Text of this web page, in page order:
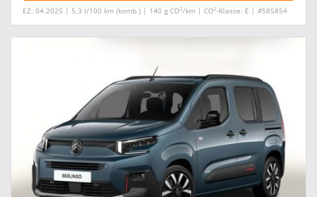
EZ: 04.2025 | 5,3 l/100 km (komb.) | 140 g CO2/km | CO2-Klasse: E | #585854